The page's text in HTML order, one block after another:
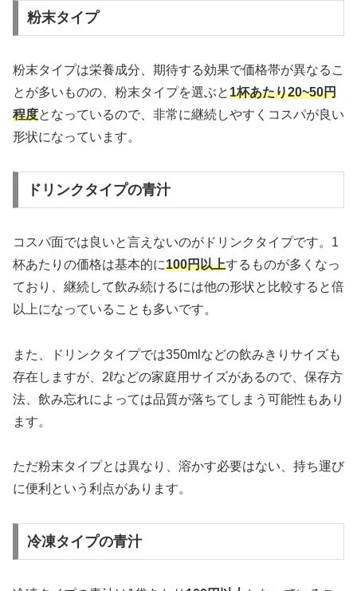
粉末タイプ
粉末タイプは栄養成分、期待する効果で価格帯が異なるこ
とが多いものの、粉末タイプを選ぶと1杯あたり20~50円
程度となっているので、非常に継続しやすくコスパが良い
形状になっています。
ドリンクタイプの青汁
コスパ面では良いと言えないのがドリンクタイプです。1
杯あたりの価格は基本的に100円以上するものが多くなっ
ており、継続して飲み続けるには他の形状と比較すると倍
以上になっていることも多いです。
また、ドリンクタイプでは350mlなどの飲みきりサイズも
存在しますが、2ℓなどの家庭用サイズがあるので、保存方
法、飲み忘れによっては品質が落ちてしまう可能性もあり
ます。
ただ粉末タイプとは異なり、溶かす必要はない、持ち運び
に便利という利点があります。
冷凍タイプの青汁